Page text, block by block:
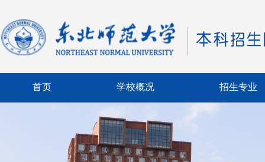
首页 学校概况 招生专业